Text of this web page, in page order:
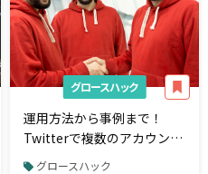
グロースハック
運用方法から事例まで！
Twitterで複数のアカウント
を作成する際の注意点と4つ
グロースハック